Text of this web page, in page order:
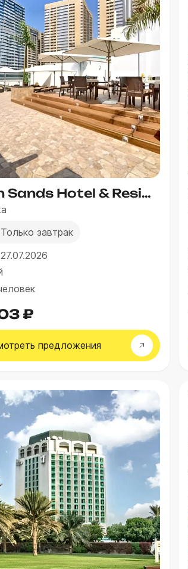
Golden Sands Hotel & Residences
завтрак
₽
предложения